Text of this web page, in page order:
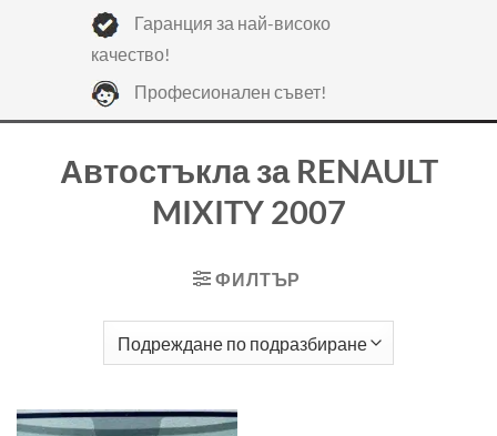
Гаранция за най-високо
качество!
Професионален съвет!
Автостъкла за RENAULT
MIXITY 2007
ФИЛТЪР